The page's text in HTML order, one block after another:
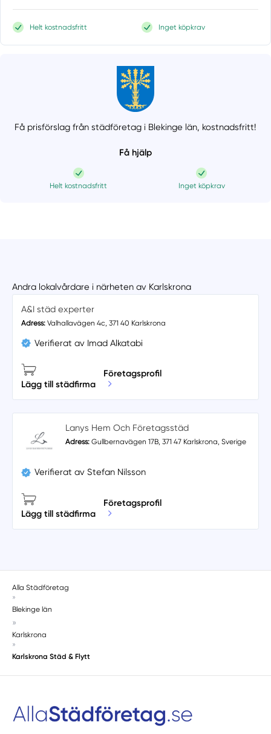
Helt kostnadsfritt Inget köpkrav
Få prisförslag från städföretag i Blekinge län, kostnadsfritt!
Få hjälp
Helt kostnadsfritt Inget köpkrav
Andra lokalvårdare i närheten av Karlskrona
A&I städ experter
Adress:Valhallavägen 4c, 371 40 Karlskrona
Verifierat av Imad Alkatabi
Lägg till städfirma
Företagsprofil
Lanys Hem Och Företagsstäd
Adress: Gullbernavägen 17B, 371 47 Karlskrona, Sverige
Verifierat av Stefan Nilsson
Lägg till städfirma
Företagsprofil
Alla Städföretag
»
Blekinge län
»
Karlskrona
»
Karlskrona Städ & Flytt